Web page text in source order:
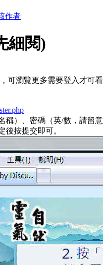
作者
細閱)
可瀏覽更多需要登入才可
稱）、密碼（英/數，請留
後按提交即可。